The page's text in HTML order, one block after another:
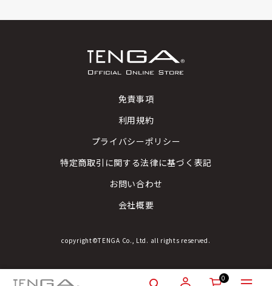
0
免責事項
利用規約
プライバシーポリシー
特定商取引に関する法律に基づく表記
お問い合わせ
会社概要
copyright©TENGA Co., Ltd. all rights reserved.